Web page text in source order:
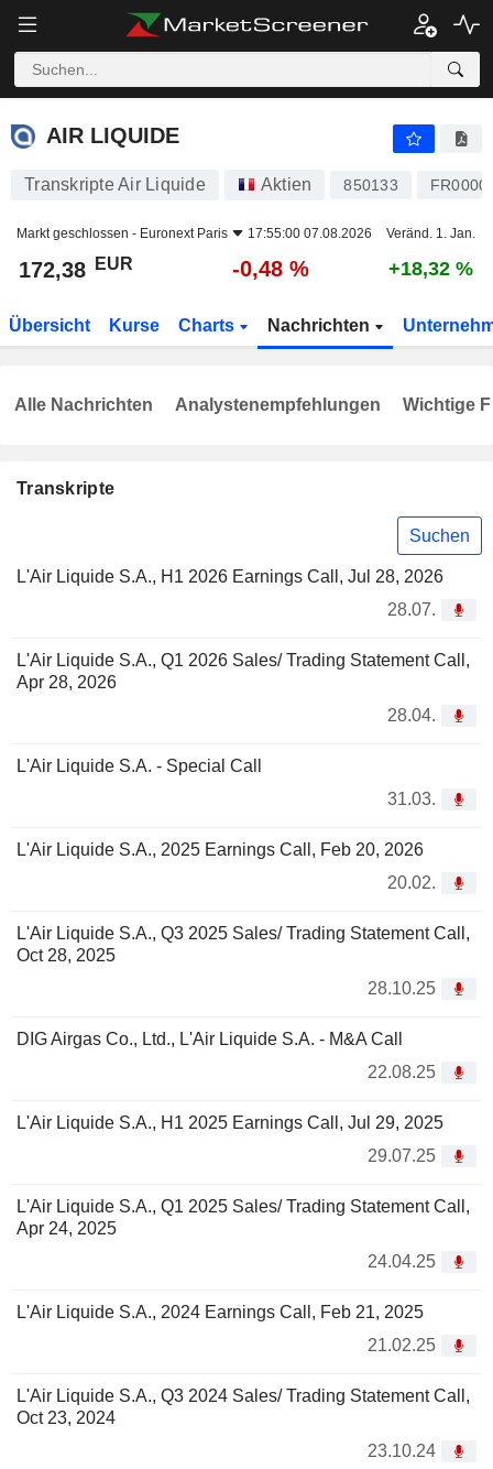
AIR LIQUIDE
AIR LIQUIDE
Transkripte Air Liquide Aktien 850133
Markt geschlossen - Euronext Paris 17:55:00 07.08.2026 Veränd. 1. Jan.
172,38 EUR -0,48 % +18,32 %
Übersicht Kurse Charts Nachrichten
Transkripte
Suchen
L'Air Liquide S.A., H1 2026 Earnings Call, Jul 28, 2026
28.07.
L'Air Liquide S.A., Q1 2026 Sales/ Trading Statement Call,
Apr 28, 2026
28.04.
L'Air Liquide S.A. - Special Call
31.03.
L'Air Liquide S.A., 2025 Earnings Call, Feb 20, 2026
20.02.
L'Air Liquide S.A., Q3 2025 Sales/ Trading Statement Call,
Oct 28, 2025
28.10.25
DIG Airgas Co., Ltd., L'Air Liquide S.A. - M&A Call
22.08.25
L'Air Liquide S.A., H1 2025 Earnings Call, Jul 29, 2025
29.07.25
L'Air Liquide S.A., Q1 2025 Sales/ Trading Statement Call,
Apr 24, 2025
24.04.25
L'Air Liquide S.A., 2024 Earnings Call, Feb 21, 2025
21.02.25
L'Air Liquide S.A., Q3 2024 Sales/ Trading Statement Call,
Oct 23, 2024
23.10.24
Alle Nachrichten Analystenempfehlungen Wichtige